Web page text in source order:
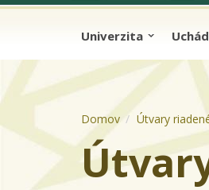
Univerzita
Domov Útvary